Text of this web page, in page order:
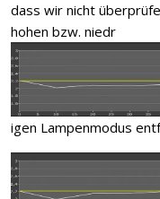
dass wir nicht
hohen bzw. niedr
igen Lampenmodus